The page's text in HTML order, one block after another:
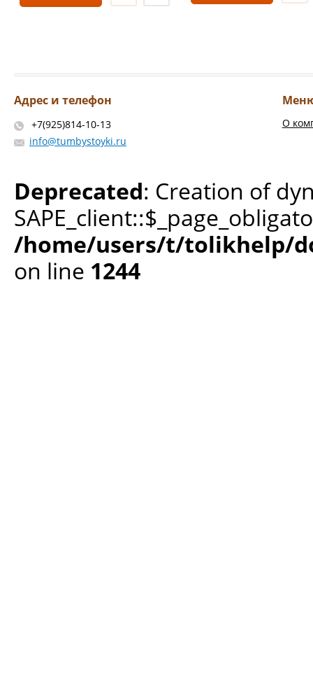
Адрес и телефон
+7(925)814-10-13
info@tumbystoyki.ru
О
Deprecated: Creation of
/home/users/t/tolikhelp/
on line 1244